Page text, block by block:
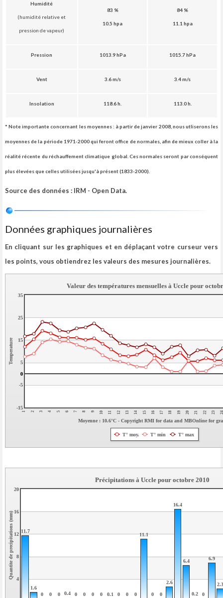
Humidité
(humidité relative et
pression de vapeur)
83 %
10.5 hpa
84 %
11.1 hpa
Pression 1013.9hPa 1015.7 hPa
Vent 3.6 m/s 3.4 m/s
Insolation 118.6 h. 113.0 h.
* Note importante concernant les moyennes : à partir de janvier 2008, nous utliserons les
moyennes de la période 1971-2000 qui feront office de normales, afin de mieux coller à la
réalité récente du réchauffement climatique global. Ces normales seront par conséquent
plus élevées que celles utilisées jusqu'à présent (1833-2000).
Source des données : IRM - Open Data.
Données graphiques journalières
En cliquant sur les graphiques et en déplaçant votre curseur vers
les points, vous obtiendrez les valeurs des mesures journalières.
1 2 3 4 5 6 7 8 9 10 11 12 13 14 15 16 17 18 19 20 21 22 23
-15
-5
5
15
25
35
Temperature
Moyenne : 10.6°C - Copyright RMI for data and MBOnline for
0
0
T° moy. T° min T° max
Valeur des températures mensuelles à Uccle pour
4
8
12
16
20
Quantite de precipitations (mm) 11.7
1.6
0
0 0 0.4 0 0 0 0 0.1 0 0 0
11.1
0 0
2.6
16.4
6.4
0.2 0
6.9
2.3
Précipitations à Uccle pour octobre 2010